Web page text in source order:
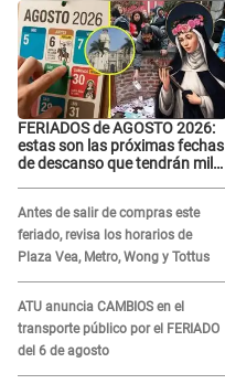
FERIADOS de AGOSTO 2026:
estas son las próximas fechas
de descanso que tendrán miles
Antes de salir de compras este
feriado, revisa los horarios de
Plaza Vea, Metro, Wong y Tottus
ATU anuncia CAMBIOS en el
transporte público por el FERIADO
del 6 de agosto